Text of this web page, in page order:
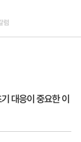
럼
대응이 중요한 이